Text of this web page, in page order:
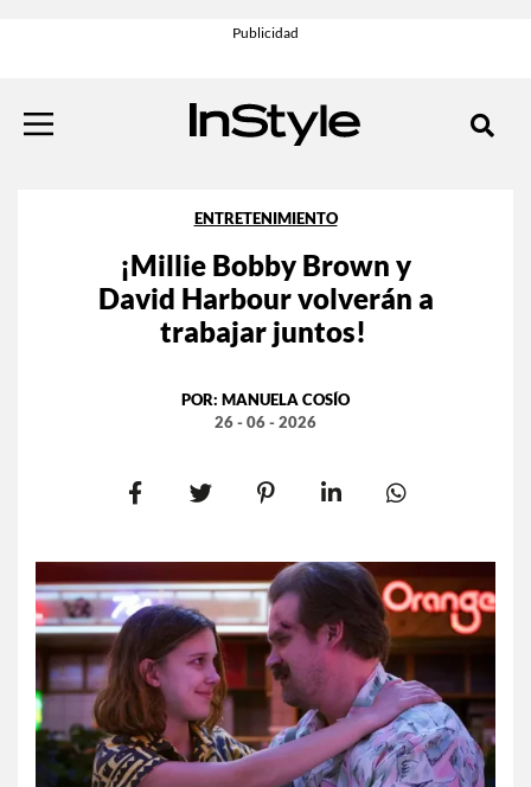
ENTRETENIMIENTO
¡Millie Bobby Brown y
David Harbour volverán a
trabajar juntos!
POR: MANUELA COSÍO
26 - 06 - 2026